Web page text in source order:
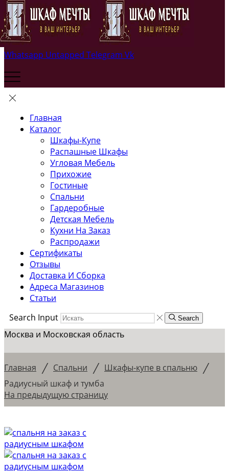
Whatsapp Untapped Telegram Vk
Главная
Каталог
Шкафы-Купе
Распашные Шкафы
Угловая Мебель
Прихожие
Гостиные
Спальни
Гардеробные
Детская Мебель
Кухни На Заказ
Распродажи
Сертификаты
Отзывы
Доставка И Сборка
Адреса Магазинов
Статьи
Search Input
Search
Москва и Московская область
Главная / Спальни / Шкафы-купе в спальню /
Радиусный шкаф и тумба
На предыдущую страницу